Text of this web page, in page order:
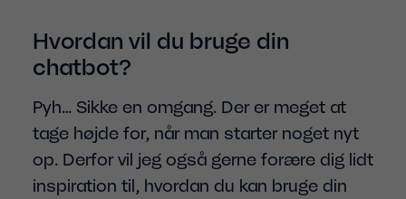
Hvordan vil du bruge din
chatbot?
Pyh… Sikke en omgang. Der er meget at
tage højde for, når man starter noget nyt
op. Derfor vil jeg også gerne forære dig lidt
inspiration til, hvordan du kan bruge din